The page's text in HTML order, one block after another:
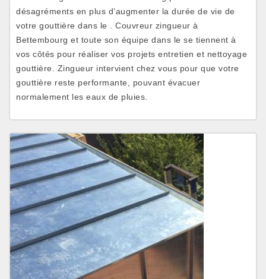
désagréments en plus d’augmenter la durée de vie de
votre gouttière dans le . Couvreur zingueur à
Bettembourg et toute son équipe dans le se tiennent à
vos côtés pour réaliser vos projets entretien et nettoyage
gouttière. Zingueur intervient chez vous pour que votre
gouttière reste performante, pouvant évacuer
normalement les eaux de pluies.